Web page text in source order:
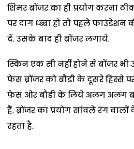
शिमर ब्रोंजर का ही प्रयोग करना
पर दाग ध्ब्बा हो तो पहले
दें. उसके बाद ही ब्रोंजर लगाये.
स्किन एक सी नहीं होने से ब्रोंजर
फेस ब्रोंजर को बौडी के दूसरे हिस्से
फेस ओर बौडी के लिये अलग अलग
हैं. ब्रोंजर का प्रयोग सांवले रंग
रहता है.